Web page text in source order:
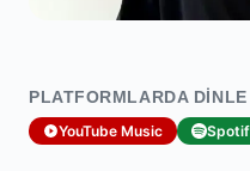
PLATFORMLARDA DINLE
YouTube Music